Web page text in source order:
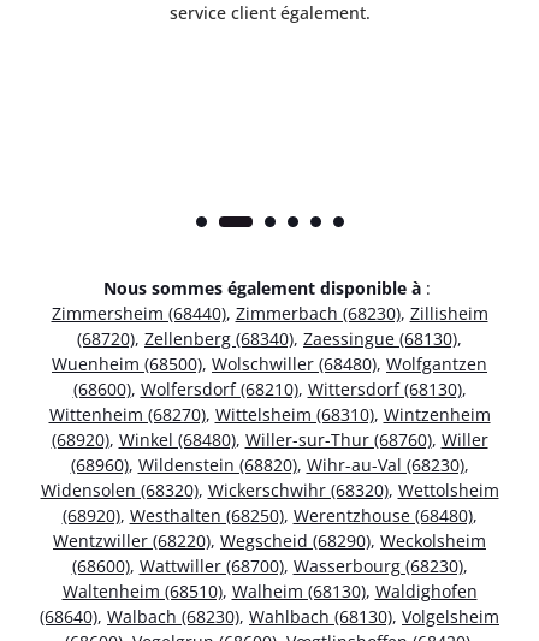
service client également.
Nous sommes également disponible à :
Zimmersheim (68440), Zimmerbach (68230), Zillisheim
(68720), Zellenberg (68340), Zaessingue (68130),
Wuenheim (68500), Wolschwiller (68480), Wolfgantzen
(68600), Wolfersdorf (68210), Wittersdorf (68130),
Wittenheim (68270), Wittelsheim (68310), Wintzenheim
(68920), Winkel (68480), Willer-sur-Thur (68760), Willer
(68960), Wildenstein (68820), Wihr-au-Val (68230),
Widensolen (68320), Wickerschwihr (68320), Wettolsheim
(68920), Westhalten (68250), Werentzhouse (68480),
Wentzwiller (68220), Wegscheid (68290), Weckolsheim
(68600), Wattwiller (68700), Wasserbourg (68230),
Waltenheim (68510), Walheim (68130), Waldighofen
(68640), Walbach (68230), Wahlbach (68130), Volgelsheim